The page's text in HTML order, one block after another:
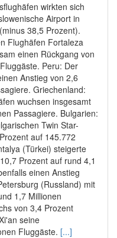
wirkten sich
Airport in
38,5 Prozent).
Flughäfen Fortaleza
einen Rückgang von
Peru: Der
Anstieg von 2,6
Griechenland:
wuchsen insgesamt
Passagiere. Bulgarien:
Twin Star-
auf 145.772
(Türkei) steigerte
Prozent auf rund 4,1
einen Anstieg
(Russland) mit
1,7 Millionen
von 3,4 Prozent
seine
Fluggäste. [...]